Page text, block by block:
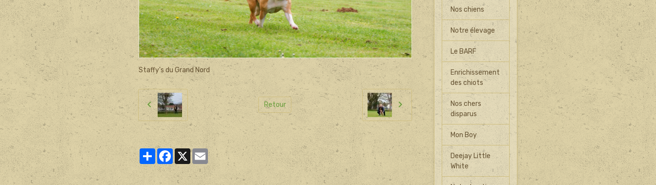
Staffy's du Grand Nord
Retour
PartagerFacebook
X Email
Nos chiens
Notre élevage
Le BARF
Enrichissement
des chiots
Nos chers
disparus
Mon Boy
Deejay Little
White